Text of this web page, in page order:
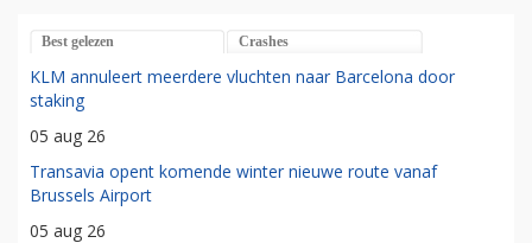
Best gelezen Crashes
KLM annuleert meerdere vluchten naar Barcelona door
staking
05 aug 26
Transavia opent komende winter nieuwe route vanaf
Brussels Airport
05 aug 26